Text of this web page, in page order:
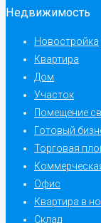
Недвижимость
Новостройка
Квартира
Дом
Участок
Помещение
Готовый
Торговая
Офис
Квартира в
Склад